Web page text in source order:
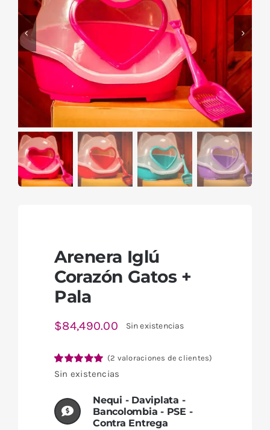
Arenera Iglú
Corazón Gatos +
Pala
$84,490.00 Sin existencias
Valorado
2
valoraciones
de clientes
(2 valoraciones de clientes)
Sin existencias
Nequi - Daviplata -
Bancolombia - PSE -
Contra Entrega